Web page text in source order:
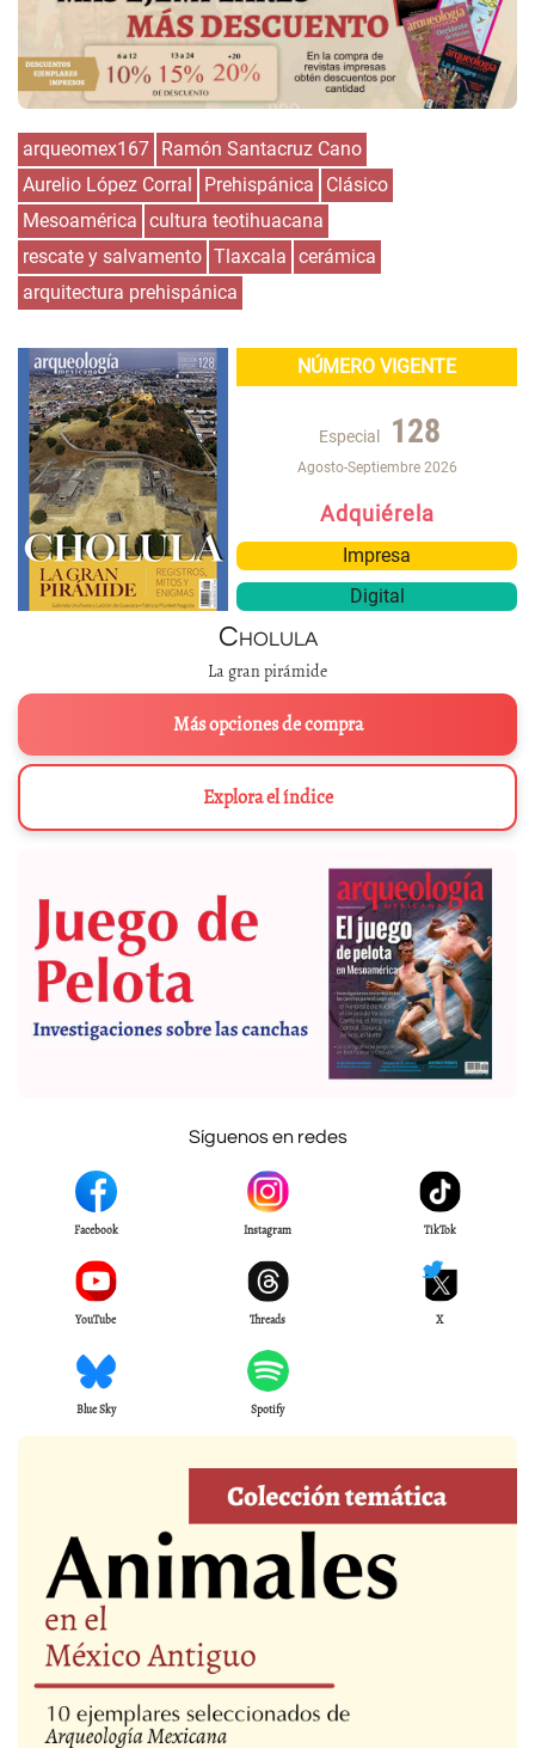
arqueomex167 Ramón Santacruz Cano
Aurelio López Corral
Prehispánica
Clásico
Mesoamérica cultura teotihuacana
rescate y salvamento Tlaxcala cerámica
arquitectura prehispánica
NÚMERO VIGENTE
Especial 128
Agosto-Septiembre 2026
Adquiérela
Impresa
Digital
Cholula
La gran pirámide
Más opciones de compra
Explora el índice
Síguenos en redes
Facebook Instagram TikTok
YouTube Threads X
Blue Sky Spotify